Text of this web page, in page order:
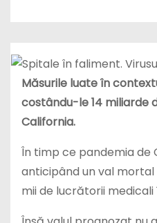
Măsurile luate în
costându-le 14 miliarde
California.
În timp ce pandemia de
anticipând un val
mii de lucrătorii